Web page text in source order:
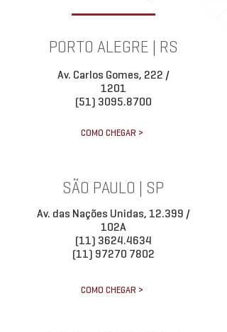
PORTO ALEGRE | RS
Av. Carlos Gomes, 222 /
1201
(51) 3095.8700
COMO CHEGAR >
SÃO PAULO | SP
Av. das Nações Unidas, 12.399 /
102A
(11) 3624.4634
(11) 97270 7802
COMO CHEGAR >